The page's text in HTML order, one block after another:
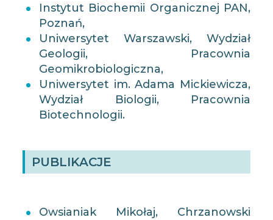
Instytut Biochemii Organicznej PAN,
Poznań,
Uniwersytet Warszawski, Wydział
Geologii, Pracownia
Geomikrobiologiczna,
Uniwersytet im. Adama Mickiewicza,
Wydział Biologii, Pracownia
Biotechnologii.
PUBLIKACJE
Owsianiak Mikołaj, Chrzanowski